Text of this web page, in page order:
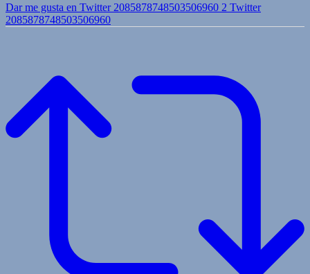
Dar me gusta en Twitter 2085878748503506960 2 Twitter
2085878748503506960